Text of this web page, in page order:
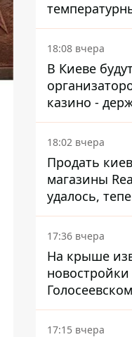
день
18:08 вчера
В Киеве
казино -
заведений
18:02 вчера
Продать
магазины
удалось,
их просто
17:36 вчера
На крыше
новостройки
разбивают
в гектар
17:15 вчера